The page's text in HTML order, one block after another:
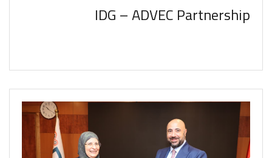
IDG – ADVEC Partnership